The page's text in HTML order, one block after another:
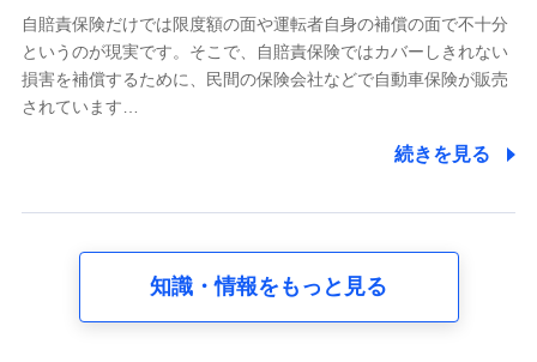
又は株式会社NTTドコモが提供する各種サービスのご契
約状態・ご利用履歴インターネット利用時の行動に関す
る情報、アプリケーション利用時の行動に関する情報、
購入されたサービスや商品の名称・購入場所・決済に関
する情報、アンケートの回答に関する情報などが含まれ
の内容、保険料、保険料のお支払方法、車のメーカーや
走行距離などの情報、建物の構造や築年数などの情報、
自賠責保険だけでは限度額の面や運転者自身の補償の面で不十分
というのが現実です。そこで、自賠責保険ではカバーしきれない
損害を補償するために、民間の保険会社などで自動車保険が販売
されています…
続きを見る
知識・情報をもっと見る